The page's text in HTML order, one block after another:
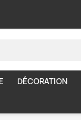
DÉCORATION